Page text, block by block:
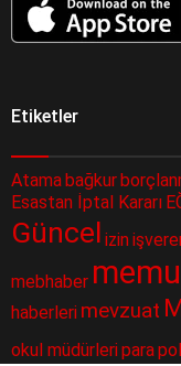
Etiketler
Atamabağkur
Esastan İptal Kararı
Güncel izin
mebhaber
haberleri mevzuat
okul müdürleripara